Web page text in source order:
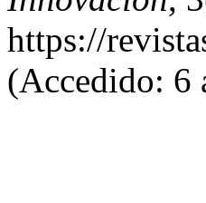
https://
(Accedido: 6